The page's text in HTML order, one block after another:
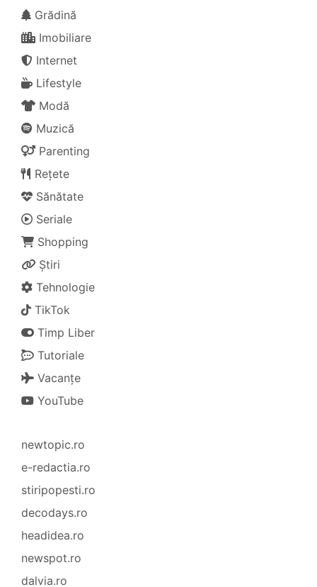
Grădină
Imobiliare
Internet
Lifestyle
Modă
Muzică
Parenting
Rețete
Sănătate
Seriale
Shopping
Știri
Tehnologie
TikTok
Timp Liber
Tutoriale
Vacanțe
YouTube
newtopic.ro
e-redactia.ro
stiripopesti.ro
decodays.ro
headidea.ro
newspot.ro
dalvia.ro